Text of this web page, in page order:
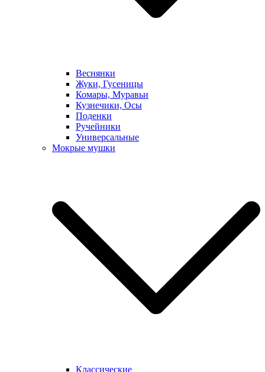
Веснянки
Жуки, Гусеницы
Комары, Муравьи
Кузнечики, Осы
Поденки
Ручейники
Универсальные
Мокрые мушки
Классические